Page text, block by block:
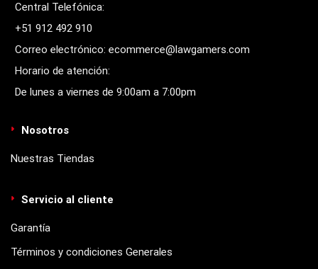
Central Telefónica:
+51 912 492 910
Correo electrónico: ecommerce@lawgamers.com
Horario de atención:
De lunes a viernes de 9:00am a 7:00pm
Nosotros
Nuestras Tiendas
Servicio al cliente
Garantía
Términos y condiciones Generales